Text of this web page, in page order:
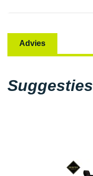
Advies
Suggesties